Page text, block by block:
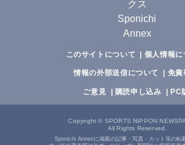
このサイトについて 個人情報に
情報の外部送信について 免責
ご意見 購読申し込み PC
Copyright© SPORTS NIPPON
All Rights Reserved.
Sponichi Annexに掲載の記事・写真・カット等の転